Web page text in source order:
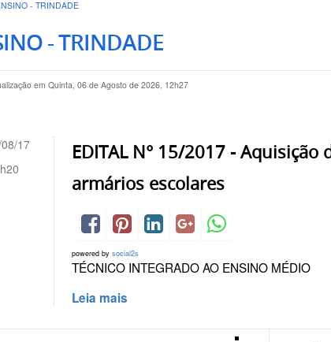
- TRINDADE
- TRINDADE
em Quinta, 06 de Agosto de 2026, 12h27
EDITAL N° 15/2017 - Aquisição
armários escolares
powered bysocial2s
TÉCNICO INTEGRADO AO ENSINO MÉDIO
Leia mais
17